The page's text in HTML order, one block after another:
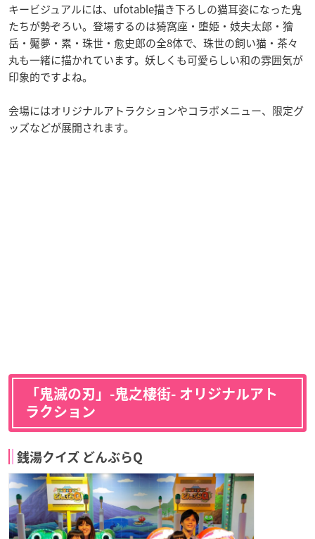
キービジュアルには、ufotable描き下ろしの猫耳姿になった鬼
たちが勢ぞろい。登場するのは猗窩座・堕姫・妓夫太郎・獪
岳・魘夢・累・珠世・愈史郎の全8体で、珠世の飼い猫・茶々
丸も一緒に描かれています。妖しくも可愛らしい和の雰囲気が
印象的ですよね。
会場にはオリジナルアトラクションやコラボメニュー、限定グ
ッズなどが展開されます。
「鬼滅の刃」-鬼之棲街- オリジナルアト
ラクション
銭湯クイズ どんぶらQ